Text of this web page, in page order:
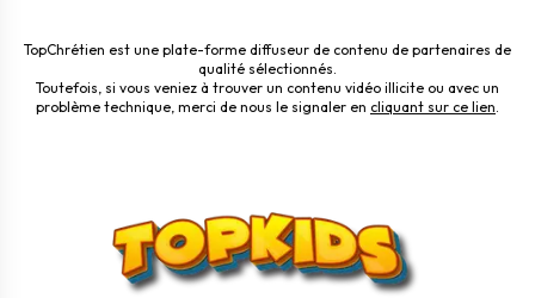
TopChrétien est une plate-forme diffuseur de contenu de partenaires de
qualité sélectionnés.
Toutefois, si vous veniez à trouver un contenu vidéo illicite ou avec un
problème technique, merci de nous le signaler en cliquant sur ce lien.